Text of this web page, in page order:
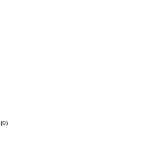
(0)